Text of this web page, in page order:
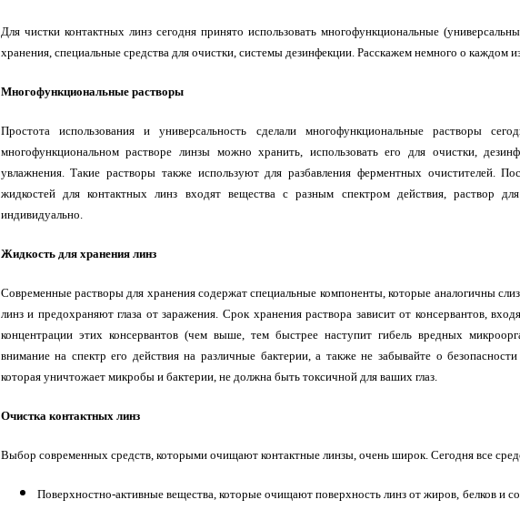
Для чистки контактных линз сегодня принято использовать многофункциональные
хранения, специальные средства для очистки, системы дезинфекции. Расскажем немного о каждом
Многофункциональные растворы
Простота использования и универсальность сделали многофункциональные растворы
многофункциональном растворе линзы можно хранить, использовать его для очистки,
увлажнения. Такие растворы также используют для разбавления ферментных очистителей.
жидкостей для контактных линз входят вещества с разным спектром действия, раствор
индивидуально.
Жидкость для хранения линз
Современные растворы для хранения содержат специальные компоненты, которые аналогичны
линз и предохраняют глаза от заражения. Срок хранения раствора зависит от консервантов,
концентрации этих консервантов (чем выше, тем быстрее наступит гибель вредных
внимание на спектр его действия на различные бактерии, а также не забывайте о
которая уничтожает микробы и бактерии, не должна быть токсичной для ваших глаз.
Очистка контактных линз
Выбор современных средств, которыми очищают контактные линзы, очень широк. Сегодня все
Поверхностно-активные вещества, которые очищают поверхность линз от жиров, белков и